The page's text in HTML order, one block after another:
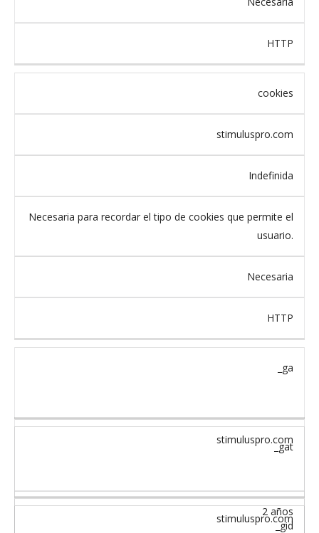
HTTP
cookies
stimuluspro.com
Indefinida
Necesaria para recordar el tipo de cookies que permite el
usuario.
Necesaria
HTTP
_ga
stimuluspro.com
2 años
_gat
stimuluspro.com
_gid